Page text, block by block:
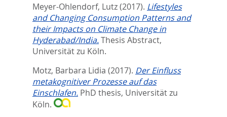
Meyer-Ohlendorf, Lutz(2017). Lifestyles
and Changing Consumption Patterns and
their Impacts on Climate Change in
Hyderabad/India.Thesis Abstract,
Universität zu Köln.
Motz, Barbara Lidia (2017). Der Einfluss
metakognitiver Prozesse auf das
Einschlafen. PhD thesis, Universität zu
Köln.